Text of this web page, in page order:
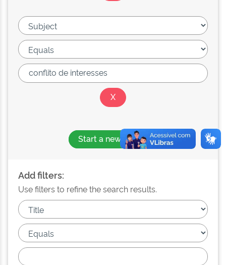
Start a new search
Add filters:
Use filters to refine the search results.